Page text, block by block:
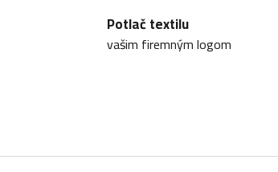
Potlač textilu
vašim firemným logom